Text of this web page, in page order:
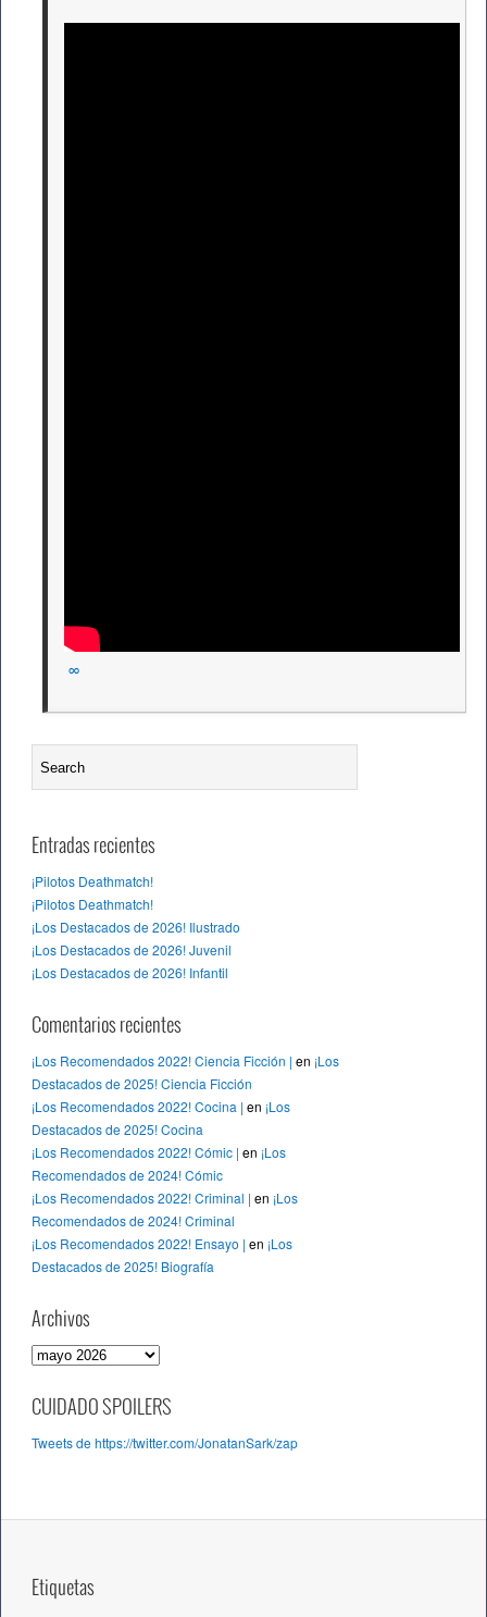
∞
Entradas recientes
¡Pilotos Deathmatch!
¡Pilotos Deathmatch!
¡Los Destacados de 2026! Ilustrado
¡Los Destacados de 2026! Juvenil
¡Los Destacados de 2026! Infantil
Comentarios recientes
¡Los Recomendados 2022! Ciencia Ficción | en ¡Los
Destacados de 2025! Ciencia Ficción
¡Los Recomendados 2022! Cocina | en ¡Los
Destacados de 2025! Cocina
¡Los Recomendados 2022! Cómic | en ¡Los
Recomendados de 2024! Cómic
¡Los Recomendados 2022! Criminal | en ¡Los
Recomendados de 2024! Criminal
¡Los Recomendados 2022! Ensayo | en ¡Los
Destacados de 2025! Biografía
Archivos
A
c
i
CUIDADO SPOILERS
Tweets de https://twitter.com/JonatanSark/zap
Etiquetas